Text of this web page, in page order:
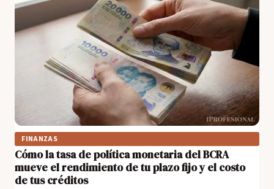
FINANZAS
Cómo la tasa de política monetaria del BCRA
mueve el rendimiento de tu plazo fijo y el costo
de tus créditos